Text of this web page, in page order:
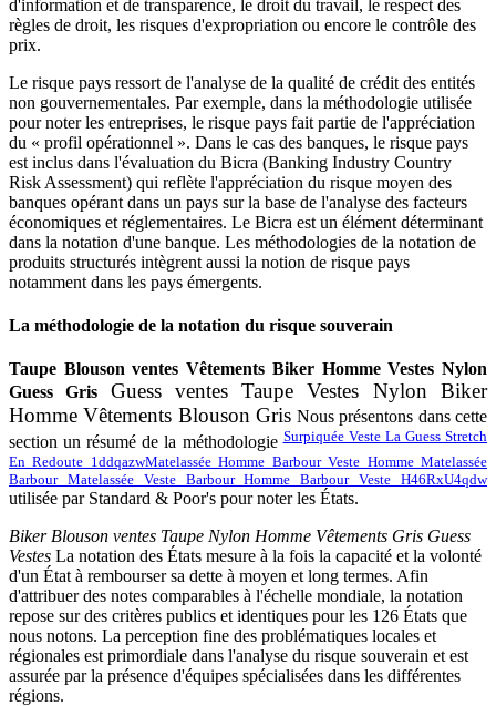
d'information et de transparence, le droit du travail, le respect des
règles de droit, les risques d'expropriation ou encore le contrôle des
prix.
Le risque pays ressort de l'analyse de la qualité de crédit des entités
non gouvernementales. Par exemple, dans la méthodologie utilisée
pour noter les entreprises, le risque pays fait partie de l'appréciation
du « profil opérationnel ». Dans le cas des banques, le risque pays
est inclus dans l'évaluation du Bicra (Banking Industry Country
Risk Assessment) qui reflète l'appréciation du risque moyen des
banques opérant dans un pays sur la base de l'analyse des facteurs
économiques et réglementaires. Le Bicra est un élément déterminant
dans la notation d'une banque. Les méthodologies de la notation de
produits structurés intègrent aussi la notion de risque pays
notamment dans les pays émergents.
La méthodologie de la notation du risque souverain
Taupe Blouson ventes Vêtements Biker Homme Vestes Nylon
Guess Gris
Guess ventes Taupe Vestes Nylon Biker
Homme Vêtements Blouson Gris Nous présentons dans cette
section un résumé de la méthodologieSurpiquée Veste La Guess Stretch
En Redoute 1ddqazwMatelassée Homme Barbour Veste Homme Matelassée
Barbour Matelassée Veste Barbour Homme Barbour Veste H46RxU4qdw
utilisée par Standard & Poor's pour noter les États.
Biker Blouson ventes Taupe Nylon Homme Vêtements Gris Guess
Vestes La notation des États mesure à la fois la capacité et la volonté
d'un État à rembourser sa dette à moyen et long termes. Afin
d'attribuer des notes comparables à l'échelle mondiale, la notation
repose sur des critères publics et identiques pour les 126 États que
nous notons. La perception fine des problématiques locales et
régionales est primordiale dans l'analyse du risque souverain et est
assurée par la présence d'équipes spécialisées dans les différentes
régions.